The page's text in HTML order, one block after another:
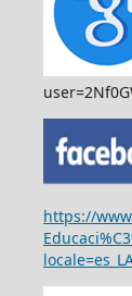
https://